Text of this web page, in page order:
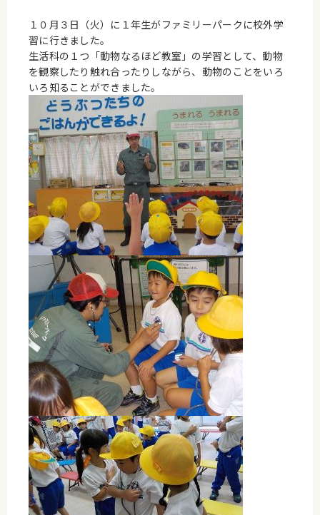
１０月３日（火）に１年生がファミリーパークに校外学
習に行きました。
生活科の１つ「動物なるほど教室」の学習として、動物
を観察したり触れ合ったりしながら、動物のことをいろ
いろ知ることができました。